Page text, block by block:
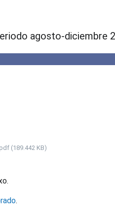
agosto-diciembre
(189.442 KB)
.